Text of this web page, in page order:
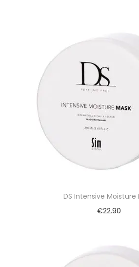
DS Intensive Moisture
€22.90